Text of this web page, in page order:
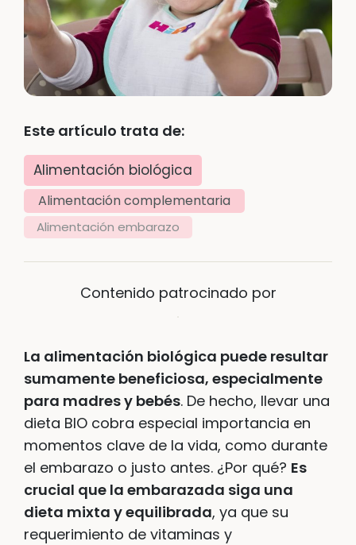
Este artículo trata de:
Alimentación biológica
Alimentación complementaria
Alimentación embarazo
Contenido patrocinado por
La alimentación biológica puede resultar
sumamente beneficiosa, especialmente
para madres y bebés. De hecho, llevar una
dieta BIO cobra especial importancia en
momentos clave de la vida, como durante
el embarazo o justo antes. ¿Por qué? Es
crucial que la embarazada siga una
dieta mixta y equilibrada, ya que su
requerimiento de vitaminas y